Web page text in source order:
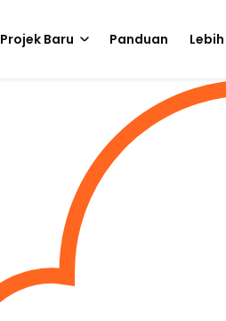
Projek Baru Panduan Lebih